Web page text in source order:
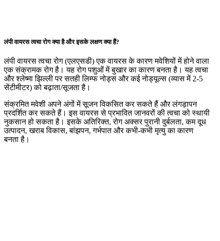
लंपी वायरस त्वचा रोग क्या है और इसके लक्षण क्या हैं?
लंपी वायरस त्वचा रोग (एलएसडी) एक वायरस के कारण मवेशियों में होने वाला
एक संक्रामक रोग है। यह रोग पशुओं में बुखार का कारण बनता है। यह त्वचा
और श्लेष्मा झिल्ली पर सतही लिम्फ नोड्स और कई नोड्यूल्स (व्यास में 2-5
सेंटीमीटर) को बढ़ाता/सूजता है।
संक्रमित मवेशी अपने अंगों में सूजन विकसित कर सकते हैं और लंगड़ापन
प्रदर्शित कर सकते हैं। इस वायरस से प्रभावित जानवरों की त्वचा को स्थायी
नुकसान हो सकता है। इसके अतिरिक्त, रोग अक्सर पुरानी दुर्बलता, कम दूध
उत्पादन, खराब विकास, बांझपन, गर्भपात और कभी-कभी मृत्यु का कारण
बनता है।